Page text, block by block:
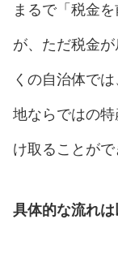
まるで「税金
が、ただ税金
くの自治体で
地ならではの
け取ることがで
具体的な流れは